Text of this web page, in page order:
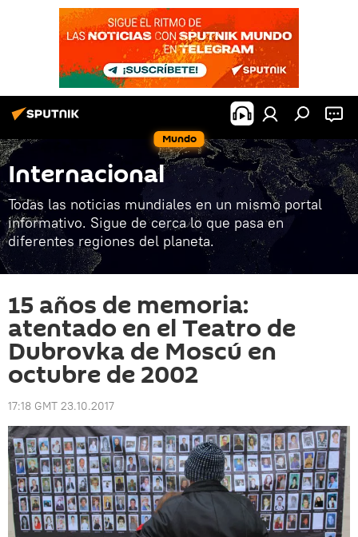
Mundo
Internacional
Todas las noticias mundiales en un mismo portal
informativo. Sigue de cerca lo que pasa en
diferentes regiones del planeta.
15 años de memoria:
atentado en el Teatro de
Dubrovka de Moscú en
octubre de 2002
17:18 GMT 23.10.2017